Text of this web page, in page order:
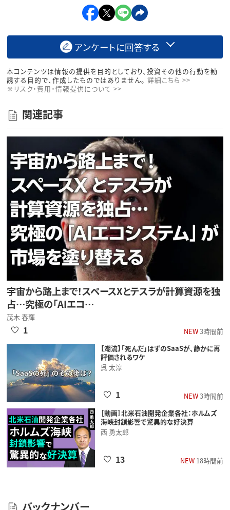
アンケートに回答する
本コンテンツは情報の提供を目的としており、投資その他の行動を勧
誘する目的で、作成したものではありません。 詳細こちら >>
※リスク・費用・情報提供について >>
関連記事
宇宙から路上まで！スペースXとテスラが計算資源を独
占…究極の「AIエコ…
茂木 春輝
NEW3時間前
1
【潮流】「死んだ」はずのSaaSが、静かに再
評価されるワケ
呉 太淳
NEW3時間前
1
［動画］北米石油開発企業各社：ホルムズ
海峡封鎖影響で驚異的な好決算
西 勇太郎
NEW18時間前
13
バックナンバー